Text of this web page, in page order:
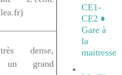
dense,
un grand
CE1-
CE2 ♦
Gare à
la
maitresse